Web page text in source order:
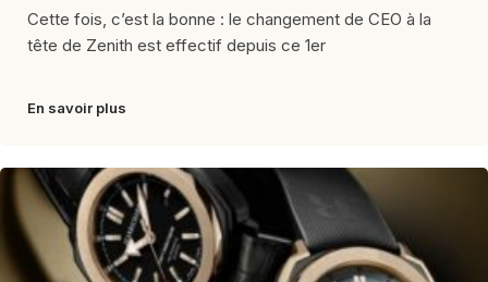
Cette fois, c’est la bonne : le changement de CEO à la
tête de Zenith est effectif depuis ce 1er
En savoir plus